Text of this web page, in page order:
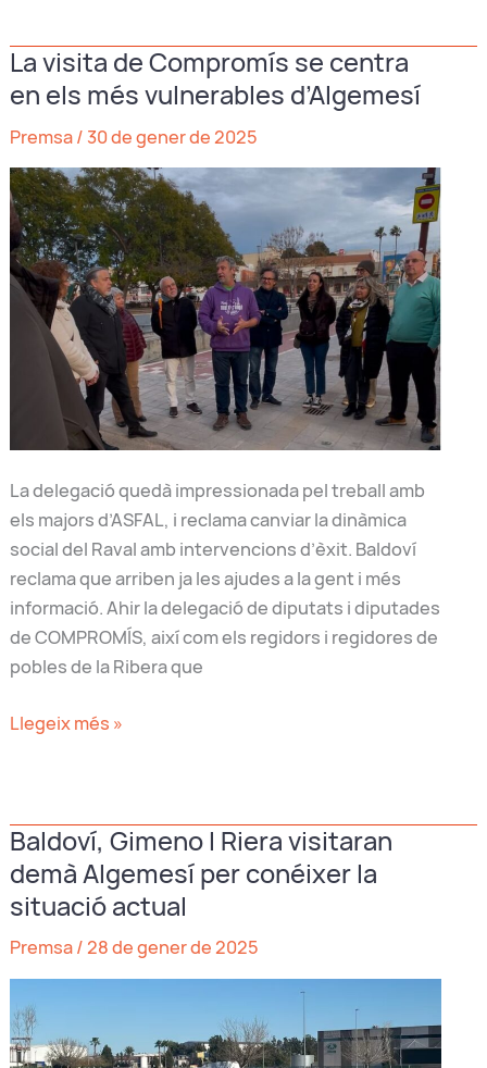
amb
sistemes
d’energia
i
de
comunicació
La visita de Compromís se centra
en els més vulnerables d’Algemesí
Premsa/ 30 de gener de 2025
La delegació quedà impressionada pel treball amb
els majors d’ASFAL, i reclama canviar la dinàmica
social del Raval amb intervencions d’èxit. Baldoví
reclama que arriben ja les ajudes a la gent i més
informació. Ahir la delegació de diputats i diputades
de COMPROMÍS, així com els regidors i regidores de
pobles de la Ribera que
La
se
centra
en
més
vulnerables
d’Algemesí
Llegeix més »
Baldoví, Gimeno I Riera visitaran
demà Algemesí per conéixer la
situació actual
Premsa/28 de gener de 2025